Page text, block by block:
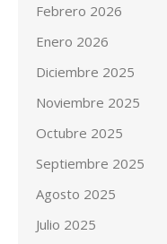
Febrero 2026
Enero 2026
Diciembre 2025
Noviembre 2025
Octubre 2025
Septiembre 2025
Agosto 2025
Julio 2025